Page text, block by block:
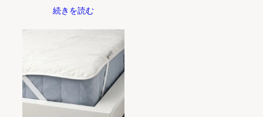
続きを読む